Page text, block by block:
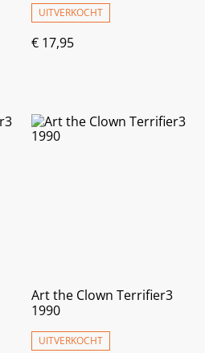
UITVERKOCHT
€ 17,95
Art the Clown Terrifier3
1990
UITVERKOCHT